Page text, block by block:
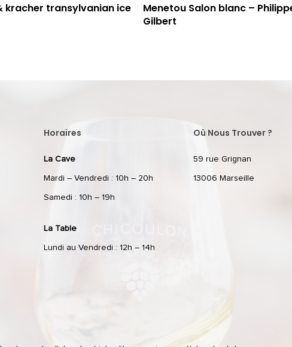
kracher transylvanian ice
Menetou Salon blanc –
Gilbert
Horaires
La Cave
Mardi – Vendredi : 10h – 20h
Samedi : 10h – 19h
La Table
Lundi au Vendredi : 12h – 14h
Où Nous Trouver ?
59 rue Grignan
13006 Marseille